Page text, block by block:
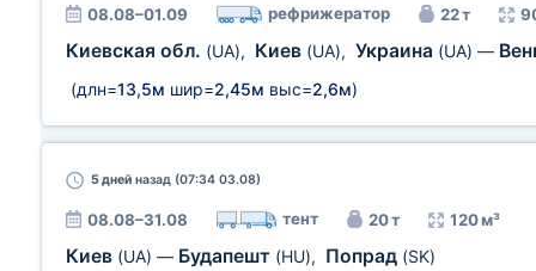
08.08–01.09 рефрижератор 22 т
Киевская обл. (UA), Киев (UA), Украина (UA) —
(длн=13,5м шир=2,45м выс=2,6м)
5 дней назад (07:34 03.08)
08.08–31.08 тент 20 т 120 м³
Киев (UA) — Будапешт (HU), Попрад (SK)